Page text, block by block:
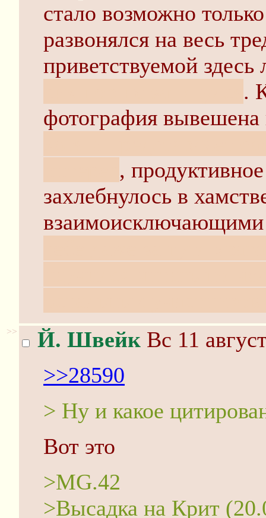
стало возможно
развонялся на весь
приветствуемой здесь
.
фотография
,
захлебнулось в
>> Й. Швейк Вс 11
>>28590
> Ну и какое
Вот это
>MG.42
>Высадка на Крит